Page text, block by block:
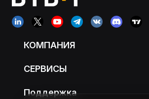
КОМПАНИЯ
СЕРВИСЫ
Поддержка